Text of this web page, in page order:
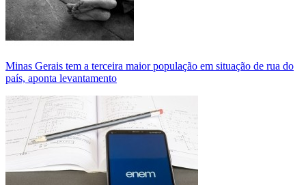
Minas Gerais tem a terceira maior população em situação de rua do
país, aponta levantamento